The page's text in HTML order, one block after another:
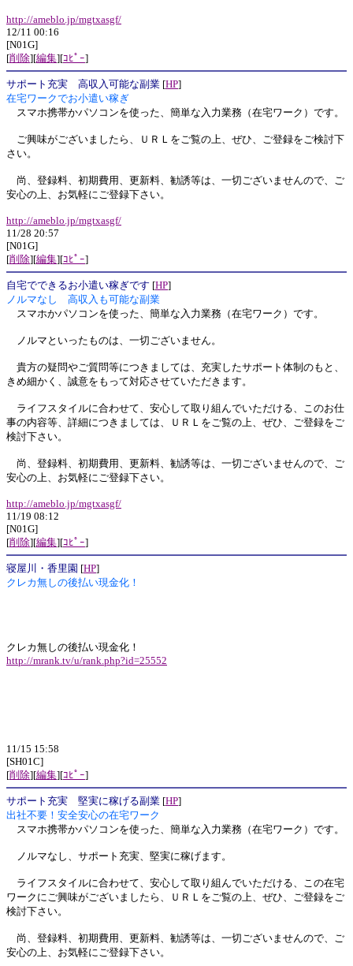
http://ameblo.jp/mgtxasgf/
12/11 00:16
[N01G]
[削除][編集][ｺﾋﾟｰ]
サポート充実 高収入可能な副業 [HP]
在宅ワークでお小遣い稼ぎ
スマホ携帯かパソコンを使った、簡単な入力業務（在宅ワーク）です。
ご興味がございましたら、ＵＲＬをご覧の上、ぜひ、ご登録をご検討下
さい。
尚、登録料、初期費用、更新料、勧誘等は、一切ございませんので、ご
安心の上、お気軽にご登録下さい。
http://ameblo.jp/mgtxasgf/
11/28 20:57
[N01G]
[削除][編集][ｺﾋﾟｰ]
自宅でできるお小遣い稼ぎです [HP]
ノルマなし 高収入も可能な副業
スマホかパソコンを使った、簡単な入力業務（在宅ワーク）です。
ノルマといったものは、一切ございません。
貴方の疑問やご質問等につきましては、充実したサポート体制のもと、
きめ細かく、誠意をもって対応させていただきます。
ライフスタイルに合わせて、安心して取り組んでいただける、このお仕
事の内容等、詳細につきましては、ＵＲＬをご覧の上、ぜひ、ご登録をご
検討下さい。
尚、登録料、初期費用、更新料、勧誘等は、一切ございませんので、ご
安心の上、お気軽にご登録下さい。
http://ameblo.jp/mgtxasgf/
11/19 08:12
[N01G]
[削除][編集][ｺﾋﾟｰ]
寝屋川・香里園 [HP]
クレカ無しの後払い現金化！
クレカ無しの後払い現金化！
http://mrank.tv/u/rank.php?id=25552
11/15 15:58
[SH01C]
[削除][編集][ｺﾋﾟｰ]
サポート充実 堅実に稼げる副業 [HP]
出社不要！安全安心の在宅ワーク
スマホ携帯かパソコンを使った、簡単な入力業務（在宅ワーク）です。
ノルマなし、サポート充実、堅実に稼げます。
ライフスタイルに合わせて、安心して取り組んでいただける、この在宅
ワークにご興味がございましたら、ＵＲＬをご覧の上、ぜひ、ご登録をご
検討下さい。
尚、登録料、初期費用、更新料、勧誘等は、一切ございませんので、ご
安心の上、お気軽にご登録下さい。